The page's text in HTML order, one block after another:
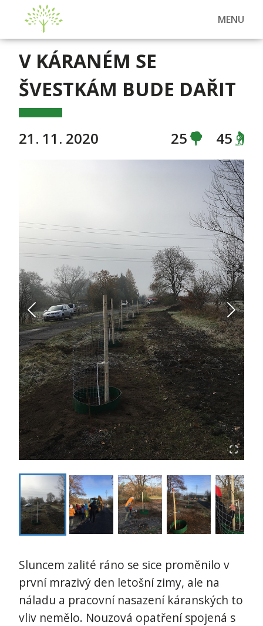
MENU
V KÁRANÉM SE
ŠVESTKÁM BUDE DAŘIT
21. 11. 2020 25 45
Sluncem zalité ráno se sice proměnilo v
první mrazivý den letošní zimy, ale na
náladu a pracovní nasazení káranských to
vliv nemělo. Nouzová opatření spojená s